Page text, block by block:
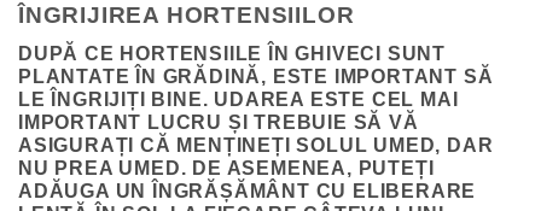
ÎNGRIJIREA HORTENSIILOR
DUPĂ CE HORTENSIILE ÎN GHIVECI SUNT
PLANTATE ÎN GRĂDINĂ, ESTE IMPORTANT SĂ
LE ÎNGRIJIȚI BINE. UDAREA ESTE CEL MAI
IMPORTANT LUCRU ȘI TREBUIE SĂ VĂ
ASIGURAȚI CĂ MENȚINEȚI SOLUL UMED, DAR
NU PREA UMED. DE ASEMENEA, PUTEȚI
ADĂUGA UN ÎNGRĂȘĂMÂNT CU ELIBERARE